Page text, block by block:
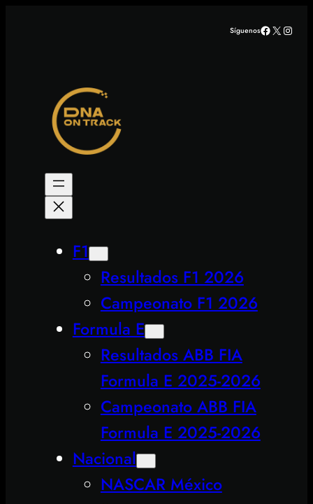
SíguenosFacebook
X
F1
Resultados F1 2026
Campeonato F1 2026
Formula E
Resultados ABB FIA
Formula E 2025-2026
Campeonato ABB FIA
Formula E 2025-2026
Nacional
NASCAR México